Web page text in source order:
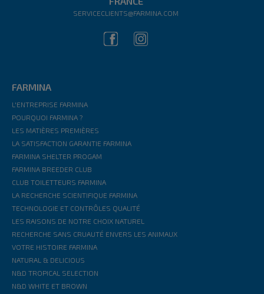
SERVICECLIENTS@FARMINA.COM
FARMINA
L'ENTREPRISE FARMINA
POURQUOI FARMINA ?
LES MATIÈRES PREMIÈRES
LA SATISFACTION GARANTIE FARMINA
FARMINA SHELTER PROGAM
FARMINA BREEDER CLUB
CLUB TOILETTEURS FARMINA
LA RECHERCHE SCIENTIFIQUE FARMINA
TECHNOLOGIE ET CONTRÔLES QUALITÉ
LES RAISONS DE NOTRE CHOIX NATUREL
RECHERCHE SANS CRUAUTÉ ENVERS LES ANIMAUX
VOTRE HISTOIRE FARMINA
NATURAL & DELICIOUS
N&D TROPICAL SELECTION
N&D WHITE ET BROWN